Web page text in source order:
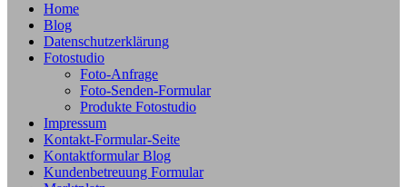
Home
Blog
Datenschutzerklärung
Fotostudio
Foto-Anfrage
Foto-Senden-Formular
Produkte Fotostudio
Impressum
Kontakt-Formular-Seite
Kontaktformular Blog
Kundenbetreuung Formular